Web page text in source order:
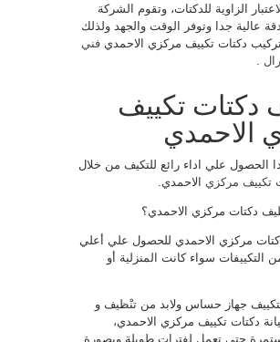
الزاوية للدكتات، وتقوم الشركة
عالية جدا وتوفر الوقت والجهد ولذلك
تركيب دكتات تكييف مركزي الاحمدي فني
دكتات تكييف
الاحمدي
الحصول علي اداء رائع للتكيف من خلال
تكييف مركزي الاحمدي.
دكتات مركزي الاحمدي؟
مركزي الاحمدي للحصول علي أعلي
التكييفات سواء كانت المنزلية أو
جهاز حساس ولابد من تنْظيف و
دكتات تكييف مركزي الاحمدي،
حتي تعمل لفترات طويلة وبصورة